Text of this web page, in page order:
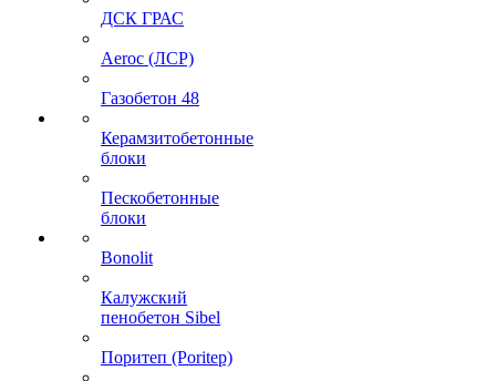
ДСК ГРАС
Aeroc (ЛСР)
Газобетон 48
Керамзитобетонные
блоки
Пескобетонные
блоки
Bonolit
Калужский
пенобетон Sibel
Поритеп (Poritep)